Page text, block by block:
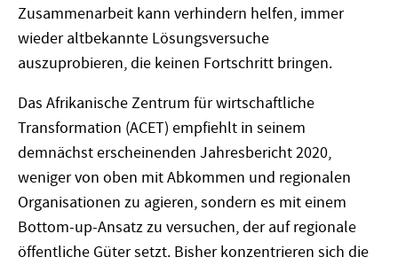
Zusammenarbeit kann verhindern helfen, immer
wieder altbekannte Lösungsversuche
auszuprobieren, die keinen Fortschritt bringen.
Das Afrikanische Zentrum für wirtschaftliche
Transformation (ACET) empfiehlt in seinem
demnächst erscheinenden Jahresbericht 2020,
weniger von oben mit Abkommen und regionalen
Organisationen zu agieren, sondern es mit einem
Bottom-up-Ansatz zu versuchen, der auf regionale
öffentliche Güter setzt. Bisher konzentrieren sich die